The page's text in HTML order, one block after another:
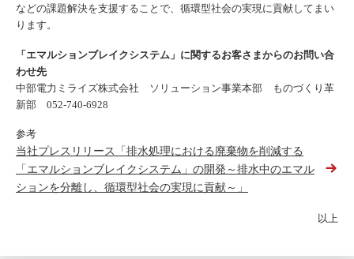
などの課題解決を支援することで、循環型社会の実現に貢献してまい
ります。
「エマルションブレイクシステム」に関するお客さまからのお問い合
わせ先
中部電力ミライズ株式会社 ソリューション事業本部 ものづくり革
新部 052-740-6928
参考
当社プレスリリース「排水処理における廃棄物を削減する
「エマルションブレイクシステム」の開発～排水中のエマル
ションを分離し、循環型社会の実現に貢献～」
以上